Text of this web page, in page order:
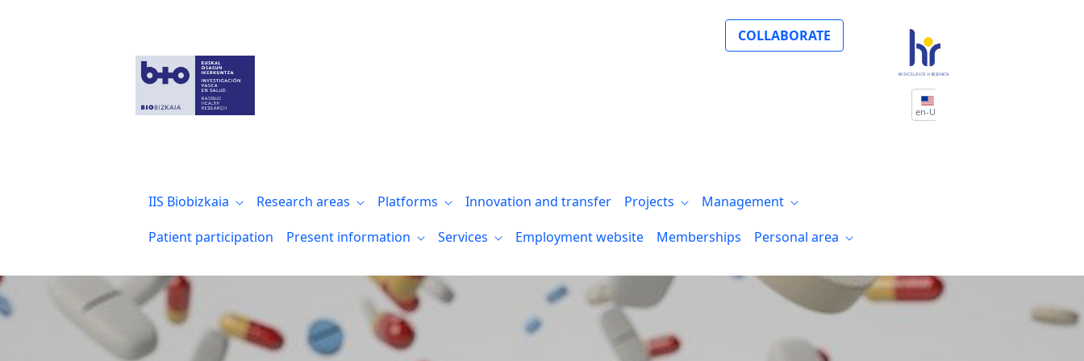
COLLABORATE
en-US
IIS Biobizkaia Research areas Platforms Innovation and transfer Projects
Management
Patient participation
Present information Services Employment website Memberships Personal area